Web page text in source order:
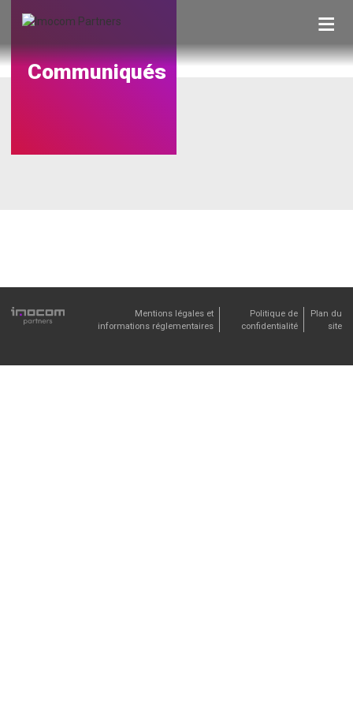
Communiqués
Mentions légales et
informations réglementaires
Politique de
confidentialité
Plan du
site